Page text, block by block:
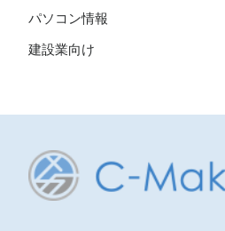
パソコン情報
建設業向け